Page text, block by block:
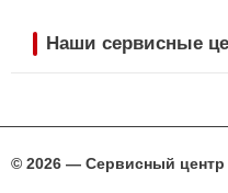
Наши сервисные
© 2026 — Сервисный